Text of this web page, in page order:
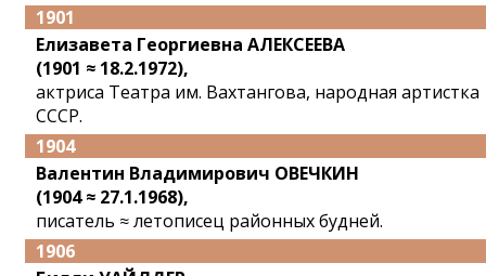
1901
Елизавета Георгиевна АЛЕКСЕЕВА
(1901 ≈ 18.2.1972),
актриса Театра им. Вахтангова, народная артистка
СССР.
1904
Валентин Владимирович ОВЕЧКИН
(1904 ≈ 27.1.1968),
писатель ≈ летописец районных будней.
1906